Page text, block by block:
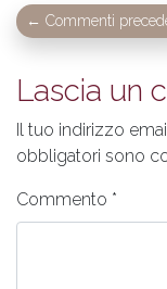
← Commenti
Lascia un
Il tuo indirizzo
obbligatori sono
Commento *